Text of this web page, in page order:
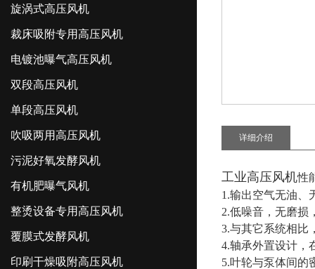
旋涡式高压风机
裁床吸附专用高压风机
电镀池曝气高压风机
双段高压风机
单段高压风机
吹吸两用高压风机
污泥好氧发酵风机
有机肥曝气风机
整烫设备专用高压风机
覆膜式发酵风机
印刷干燥吸附高压风机
详细介绍
工业高压风机性
1.输出空气无油、
2.低噪音，无磨损
3.与其它系统相比
4.轴承外置设计，
5.叶轮与泵体间的